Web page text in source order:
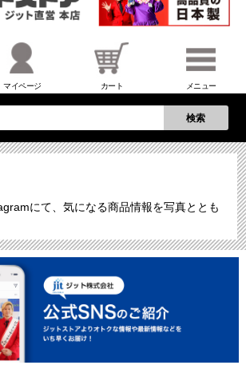
マイページ カート メニュー
検索
にて、気になる商品情報を写真ととも